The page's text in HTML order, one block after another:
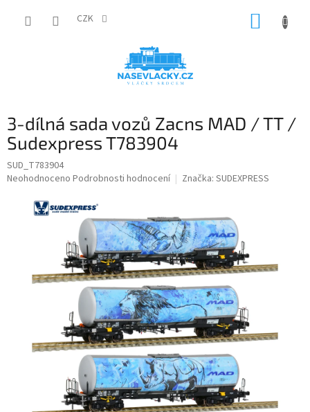
CZK
3-dílná sada vozů Zacns MAD / TT /
Sudexpress T783904
SUD_T783904
Průměrné
produktu
hvězdiček.
Neohodnoceno Podrobnosti hodnocení Značka: SUDEXPRESS